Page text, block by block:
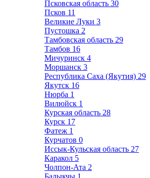
Псковская область 30
Псков 11
Великие Луки 3
Пустошка 2
Тамбовская область 29
Тамбов 16
Мичуринск 4
Моршанск 3
Республика Саха (Якутия) 29
Якутск 16
Нюрба 1
Вилюйск 1
Курская область 28
Курск 17
Фатеж 1
Курчатов 0
Иссык-Кульская область 27
Каракол 5
Чолпон-Ата 2
Балыкчы 1